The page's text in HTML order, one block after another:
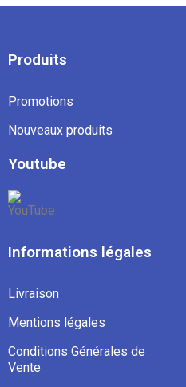
Produits
Promotions
Nouveaux produits
Youtube
Informations légales
Livraison
Mentions légales
Conditions Générales de
Vente